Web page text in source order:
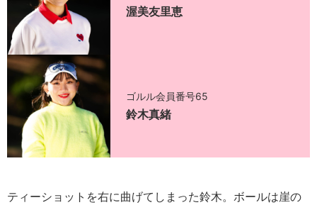
渥美友里恵
ゴルル会員番号65
鈴木真緒
ティーショットを右に曲げてしまった鈴木。ボールは崖の